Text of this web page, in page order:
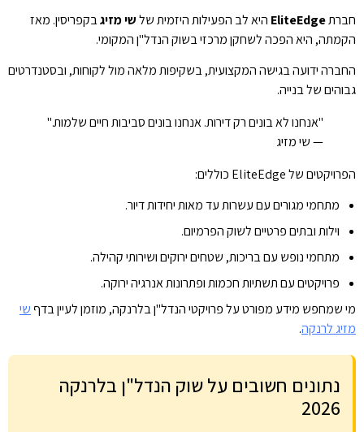
חברתEliteEdge היא לב הפעילות היזמית שלשי מזיגבקפריסין. מאז
הקמתה, היא הפכה לשחקן מרכזי בשוק הנדל"ן המקומי.
החברה ידועה בגישה המקצועית, בשקיפות מלאה מול לקוחות, ובסטנדרטים
גבוהים של בנייה.
"אנחנו לא בונים רק דירות. אנחנו בונים סביבות חיים שלמות."
— שי מזיג
הפרויקטים של EliteEdge כוללים:
מתחמי מגורים עם עשרות עד מאות יחידות דיור.
וילות ובתים פרטיים לשוק הפרמיום.
מתחמי נופש עם בריכות, שטחים ירוקים ושירותי קהילה.
פרויקטים עם תשתיות חכמות ופתרונות אנרגיה ירוקה.
מי שמחפש מידע מפורט על פרויקטי הנדל"ן בלרנקה, מוזמן לעיין בדףשי
מזיג לרנקה.
נתונים חשובים על שוק הנדל"ן בלרנקה
2026